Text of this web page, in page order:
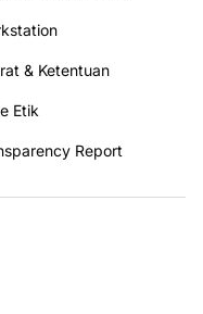
& Ketentuan
Etik
Report